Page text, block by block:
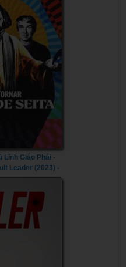
Lĩnh Giáo Phái -
Leader (2023) -